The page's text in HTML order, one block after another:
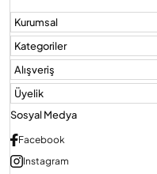
Kurumsal
Kategoriler
Alışveriş
Üyelik
Sosyal Medya
Facebook
Instagram